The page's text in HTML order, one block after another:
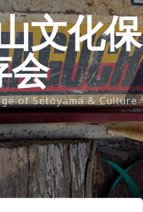
文化保
会
of Setoyama & Culture